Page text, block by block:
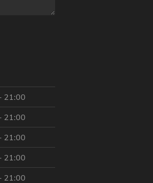
21:00
21:00
21:00
21:00
21:00